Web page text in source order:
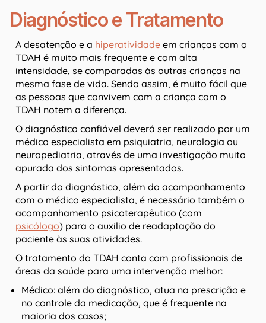
Diagnóstico e Tratamento
A desatenção e a hiperatividade em crianças com o
TDAH é muito mais frequente e com alta
intensidade, se comparadas às outras crianças na
mesma fase de vida. Sendo assim, é muito fácil que
as pessoas que convivem com a criança com o
TDAH notem a diferença.
O diagnóstico confiável deverá ser realizado por um
médico especialista em psiquiatria, neurologia ou
neuropediatria, através de uma investigação muito
apurada dos sintomas apresentados.
A partir do diagnóstico, além do acompanhamento
com o médico especialista, é necessário também o
acompanhamento psicoterapêutico (com
psicólogo) para o auxilio de readaptação do
paciente às suas atividades.
O tratamento do TDAH conta com profissionais de
áreas da saúde para uma intervenção melhor:
Médico: além do diagnóstico, atua na prescrição e
no controle da medicação, que é frequente na
maioria dos casos;